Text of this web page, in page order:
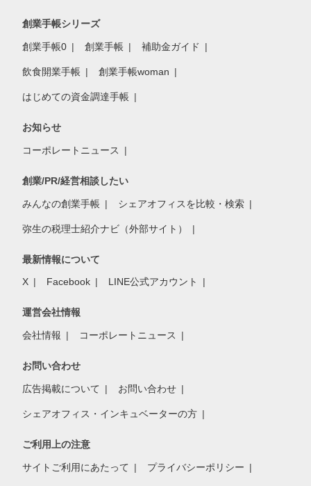
創業手帳シリーズ
創業手帳0 創業手帳 補助金ガイド
飲食開業手帳 創業手帳woman
はじめての資金調達手帳
お知らせ
コーポレートニュース
創業/PR/経営相談したい
みんなの創業手帳 シェアオフィスを比較・検索
弥生の税理士紹介ナビ（外部サイト）
最新情報について
X Facebook LINE公式アカウント
運営会社情報
会社情報 コーポレートニュース
お問い合わせ
広告掲載について お問い合わせ
シェアオフィス・インキュベーターの方
ご利用上の注意
サイトご利用にあたって プライバシーポリシー